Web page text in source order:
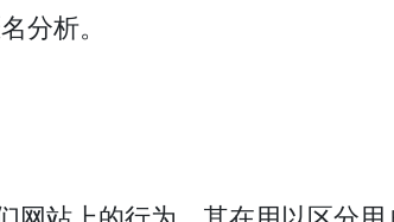
分析。